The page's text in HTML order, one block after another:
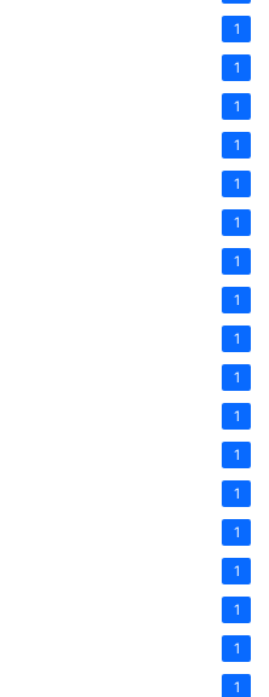
1
1
1
1
1
1
1
1
1
1
1
1
1
1
1
1
1
1